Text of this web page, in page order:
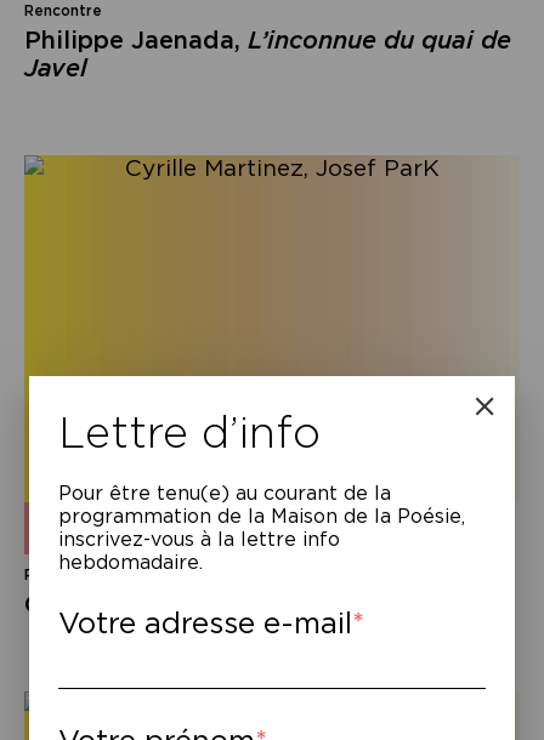
Rencontre
Philippe Jaenada, L’inconnue du quai de
Javel
mercredi 16 septembre 2026–19h
Rencontre
Cyrille Martinez,
Lettre d’info
Pour être tenu(e) au courant de la
programmation de la Maison de la Poésie,
inscrivez-vous à la lettre info
hebdomadaire.
Votre adresse e-mail